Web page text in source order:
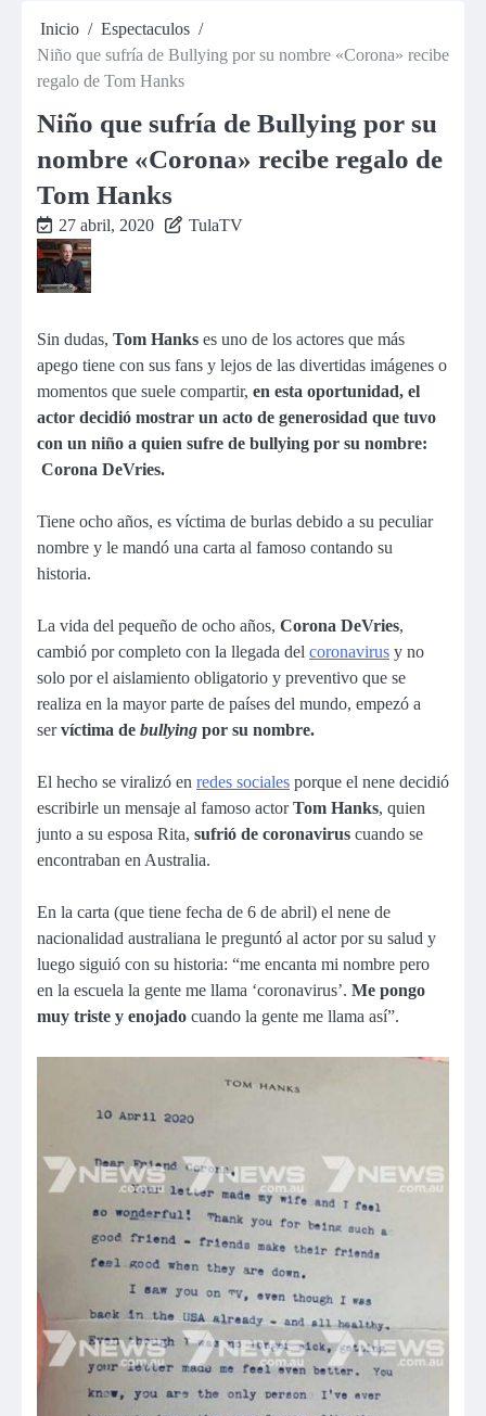
Inicio
Espectaculos
Niño que sufría de Bullying por su nombre «Corona» recibe
regalo de Tom Hanks
Niño que sufría de Bullying por su
nombre «Corona» recibe regalo de
Tom Hanks
27 abril, 2020 TulaTV
Sin dudas, Tom Hanks es uno de los actores que más
apego tiene con sus fans y lejos de las divertidas imágenes o
momentos que suele compartir, en esta oportunidad, el
actor decidió mostrar un acto de generosidad que tuvo
con un niño a quien sufre de bullying por su nombre:
Corona DeVries.
Tiene ocho años, es víctima de burlas debido a su peculiar
nombre y le mandó una carta al famoso contando su
historia.
La vida del pequeño de ocho años, Corona DeVries,
cambió por completo con la llegada del coronavirus y no
solo por el aislamiento obligatorio y preventivo que se
realiza en la mayor parte de países del mundo, empezó a
servíctima de bullying por su nombre.
El hecho se viralizó en redes sociales porque el nene decidió
escribirle un mensaje al famoso actorTom Hanks, quien
junto a su esposa Rita, sufrió de coronavirus cuando se
encontraban en Australia.
En la carta (que tiene fecha de 6 de abril) el nene de
nacionalidad australiana le preguntó al actor por su salud y
luego siguió con su historia: “me encanta mi nombre pero
en la escuela la gente me llama ‘coronavirus’. Me pongo
muy triste y enojado cuando la gente me llama así”.